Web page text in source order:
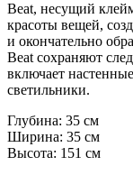
Beat, несущий
красоты вещей,
и окончательно
Beat сохраняют
включает
светильники.
Глубина: 35 см
Ширина: 35 см
Высота: 151 см